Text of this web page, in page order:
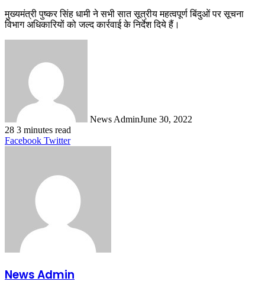
मुख्यमंत्री पुष्कर सिंह धामी ने सभी सात सूत्रीय महत्वपूर्ण बिंदुओं पर सूचना
विभाग अधिकारियों को जल्द कार्रवाई के निर्देश दिये हैं।
News AdminJune 30, 2022
28 3 minutes read
Facebook TwitterLinkedIn
Tumblr
Pinterest
Reddit
VKontakte
Share
Print
News Admin